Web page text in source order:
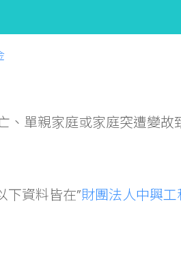
、單親家庭或家庭突遭變故
下資料皆在”財團法人中興工